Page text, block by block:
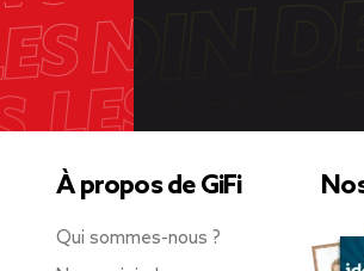
À propos de GiFi
Qui sommes-nous ?